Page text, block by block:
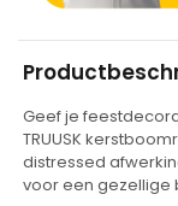
t
e
r
Geef je
TRUUSK
distressed
voor een gezellige